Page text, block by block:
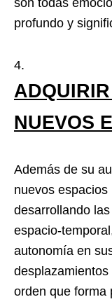
son todas
profundo y
NUEVOS
Además de su
nuevos
desarrollando
espacio-
autonomía en
orden que forma